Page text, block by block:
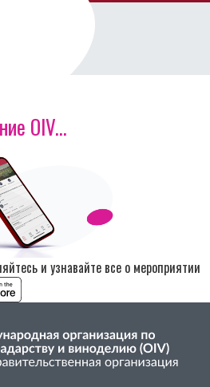
OIV...
и узнавайте все о мероприятии